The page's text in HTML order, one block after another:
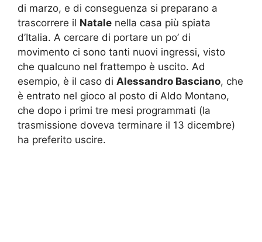
di marzo, e di conseguenza si preparano a
trascorrere il Natale nella casa più spiata
d’Italia. A cercare di portare un po’ di
movimento ci sono tanti nuovi ingressi, visto
che qualcuno nel frattempo è uscito. Ad
esempio, è il caso di Alessandro Basciano, che
è entrato nel gioco al posto di Aldo Montano,
che dopo i primi tre mesi programmati (la
trasmissione doveva terminare il 13 dicembre)
ha preferito uscire.